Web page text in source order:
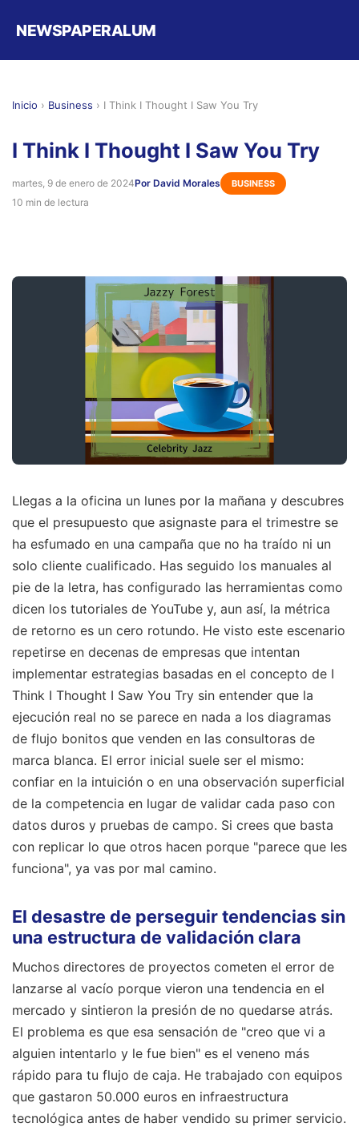
NEWSPAPERALUM
Inicio › Business › I Think I Thought I Saw You Try
I Think I Thought I Saw You Try
martes, 9 de enero de 2024Por David Morales BUSINESS
10 min de lectura
Llegas a la oficina un lunes por la mañana y descubres
que el presupuesto que asignaste para el trimestre se
ha esfumado en una campaña que no ha traído ni un
solo cliente cualificado. Has seguido los manuales al
pie de la letra, has configurado las herramientas como
dicen los tutoriales de YouTube y, aun así, la métrica
de retorno es un cero rotundo. He visto este escenario
repetirse en decenas de empresas que intentan
implementar estrategias basadas en el concepto de I
Think I Thought I Saw You Try sin entender que la
ejecución real no se parece en nada a los diagramas
de flujo bonitos que venden en las consultoras de
marca blanca. El error inicial suele ser el mismo:
confiar en la intuición o en una observación superficial
de la competencia en lugar de validar cada paso con
datos duros y pruebas de campo. Si crees que basta
con replicar lo que otros hacen porque "parece que les
funciona", ya vas por mal camino.
El desastre de perseguir tendencias sin
una estructura de validación clara
Muchos directores de proyectos cometen el error de
lanzarse al vacío porque vieron una tendencia en el
mercado y sintieron la presión de no quedarse atrás.
El problema es que esa sensación de "creo que vi a
alguien intentarlo y le fue bien" es el veneno más
rápido para tu flujo de caja. He trabajado con equipos
que gastaron 50.000 euros en infraestructura
tecnológica antes de haber vendido su primer servicio.